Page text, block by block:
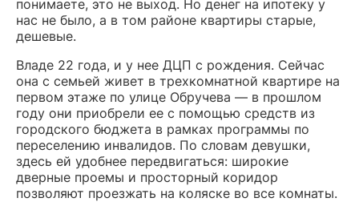
понимаете, это не выход. Но денег на ипотеку у
нас не было, а в том районе квартиры старые,
дешевые.
Владе 22 года, и у нее ДЦП с рождения. Сейчас
она с семьей живет в трехкомнатной квартире на
первом этаже по улице Обручева — в прошлом
году они приобрели ее с помощью средств из
городского бюджета в рамках программы по
переселению инвалидов. По словам девушки,
здесь ей удобнее передвигаться: широкие
дверные проемы и просторный коридор
позволяют проезжать на коляске во все комнаты.